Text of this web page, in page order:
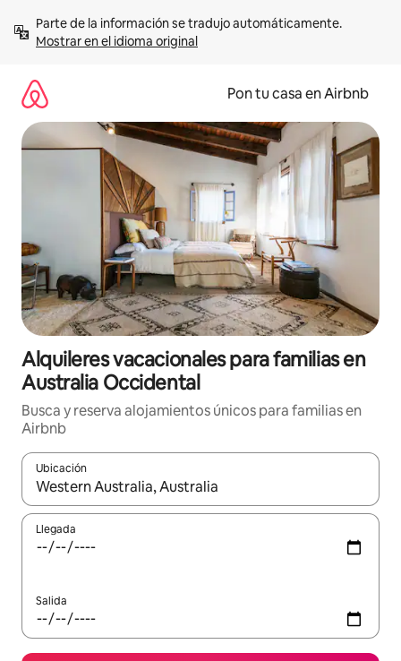
contenidoMostrar en el idioma original
Pon tu casa en Airbnb
Alquileres vacacionales para familias en
Australia Occidental
Busca y reserva alojamientos únicos para familias en
Airbnb
Ubicación
Cuando los resultados estén disponibles, navega con las
Llegada
Salida